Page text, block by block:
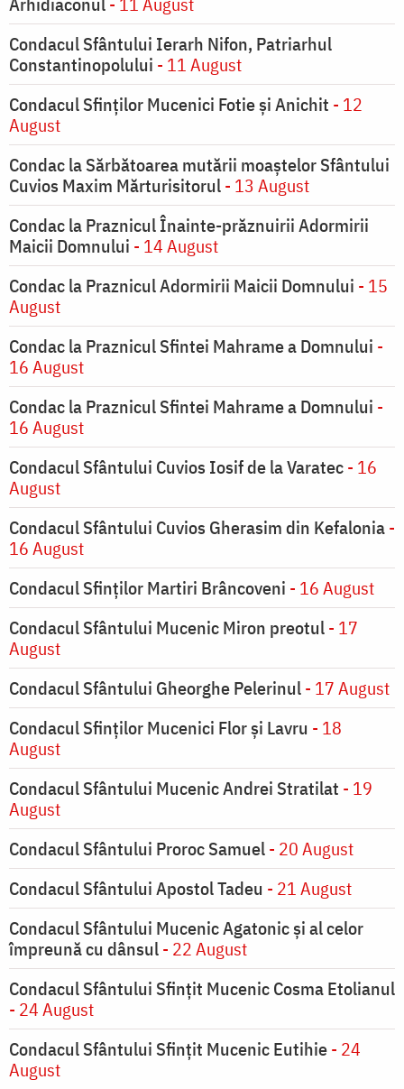
Condacul Sfântului Ierarh Nifon, Patriarhul
Constantinopolului - 11 August
Condacul Sfinţilor Mucenici Fotie şi Anichit - 12
August
Condac la Sărbătoarea mutării moaştelor Sfântului
Cuvios Maxim Mărturisitorul- 13 August
Condac la Praznicul Înainte-prăznuirii Adormirii
Maicii Domnului - 14 August
Condac la Praznicul Adormirii Maicii Domnului - 15
August
Condac la Praznicul Sfintei Mahrame a Domnului -
16 August
Condac la Praznicul Sfintei Mahrame a Domnului -
16 August
Condacul Sfântului Cuvios Iosif de la Varatec- 16
August
Condacul Sfântului Cuvios Gherasim din Kefalonia-
16 August
Condacul Sfinților Martiri Brâncoveni - 16 August
Condacul Sfântului Mucenic Miron preotul- 17
August
Condacul Sfântului Gheorghe Pelerinul- 17 August
Condacul Sfinţilor Mucenici Flor şi Lavru - 18
August
Condacul Sfântului Mucenic Andrei Stratilat - 19
August
Condacul Sfântului Proroc Samuel- 20 August
Condacul Sfântului Apostol Tadeu - 21 August
Condacul Sfântului Mucenic Agatonic şi al celor
împreună cu dânsul- 22 August
Condacul Sfântului Sfinţit Mucenic Cosma Etolianul
- 24 August
Condacul Sfântului Sfinţit Mucenic Eutihie- 24
August